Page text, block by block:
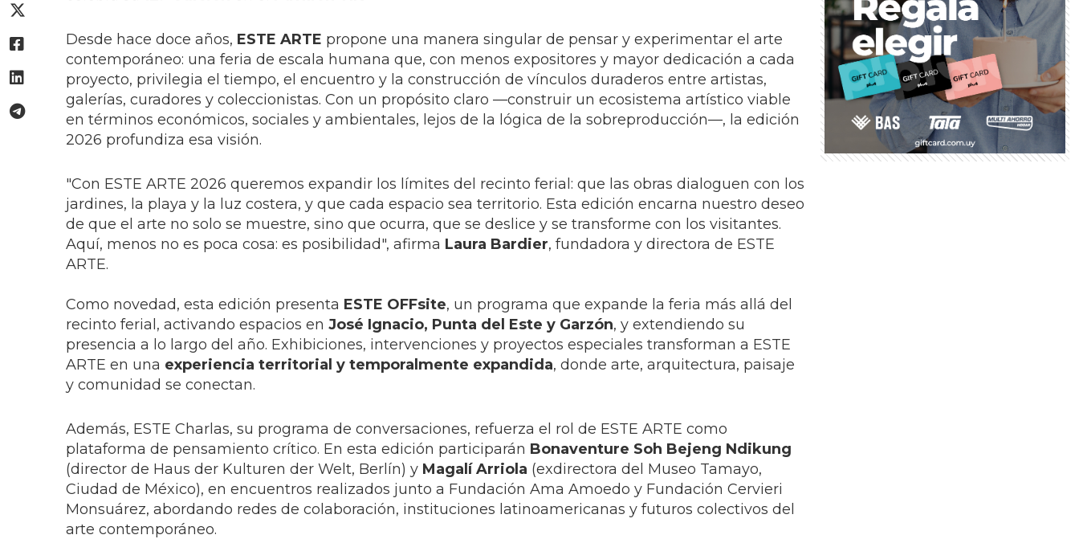
Desde hace doce años, ESTE ARTE propone una manera singular de pensar y experimentar el arte
contemporáneo: una feria de escala humana que, con menos expositores y mayor dedicación a cada
proyecto, privilegia el tiempo, el encuentro y la construcción de vínculos duraderos entre artistas,
galerías, curadores y coleccionistas. Con un propósito claro —construir un ecosistema artístico viable
en términos económicos, sociales y ambientales, lejos de la lógica de la sobreproducción—, la edición
2026 profundiza esa visión.
"Con ESTE ARTE 2026 queremos expandir los límites del recinto ferial: que las obras dialoguen con los
jardines, la playa y la luz costera, y que cada espacio sea territorio. Esta edición encarna nuestro deseo
de que el arte no solo se muestre, sino que ocurra, que se deslice y se transforme con los visitantes.
Aquí, menos no es poca cosa: es posibilidad", afirma Laura Bardier, fundadora y directora de ESTE
ARTE.
Como novedad, esta edición presenta ESTE OFFsite, un programa que expande la feria más allá del
recinto ferial, activando espacios en José Ignacio, Punta del Este y Garzón, y extendiendo su
presencia a lo largo del año. Exhibiciones, intervenciones y proyectos especiales transforman a ESTE
ARTE en una experiencia territorial y temporalmente expandida, donde arte, arquitectura, paisaje
y comunidad se conectan.
Además, ESTE Charlas, su programa de conversaciones, refuerza el rol de ESTE ARTE como
plataforma de pensamiento crítico. En esta edición participarán Bonaventure Soh Bejeng Ndikung
(director de Haus der Kulturen der Welt, Berlín) y Magalí Arriola (exdirectora del Museo Tamayo,
Ciudad de México), en encuentros realizados junto a Fundación Ama Amoedo y Fundación Cervieri
Monsuárez, abordando redes de colaboración, instituciones latinoamericanas y futuros colectivos del
arte contemporáneo.